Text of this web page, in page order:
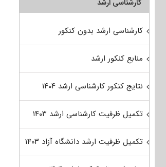
کارشناسی ارشد
کارشناسی ارشد بدون کنکور
منابع کنکور ارشد
نتایج کنکور کارشناسی ارشد ۱۴۰۴
تکمیل ظرفیت کارشناسی ارشد ۱۴۰۳
تکمیل ظرفیت ارشد دانشگاه آزاد ۱۴۰۳